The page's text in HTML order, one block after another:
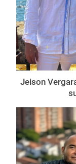
Jeison